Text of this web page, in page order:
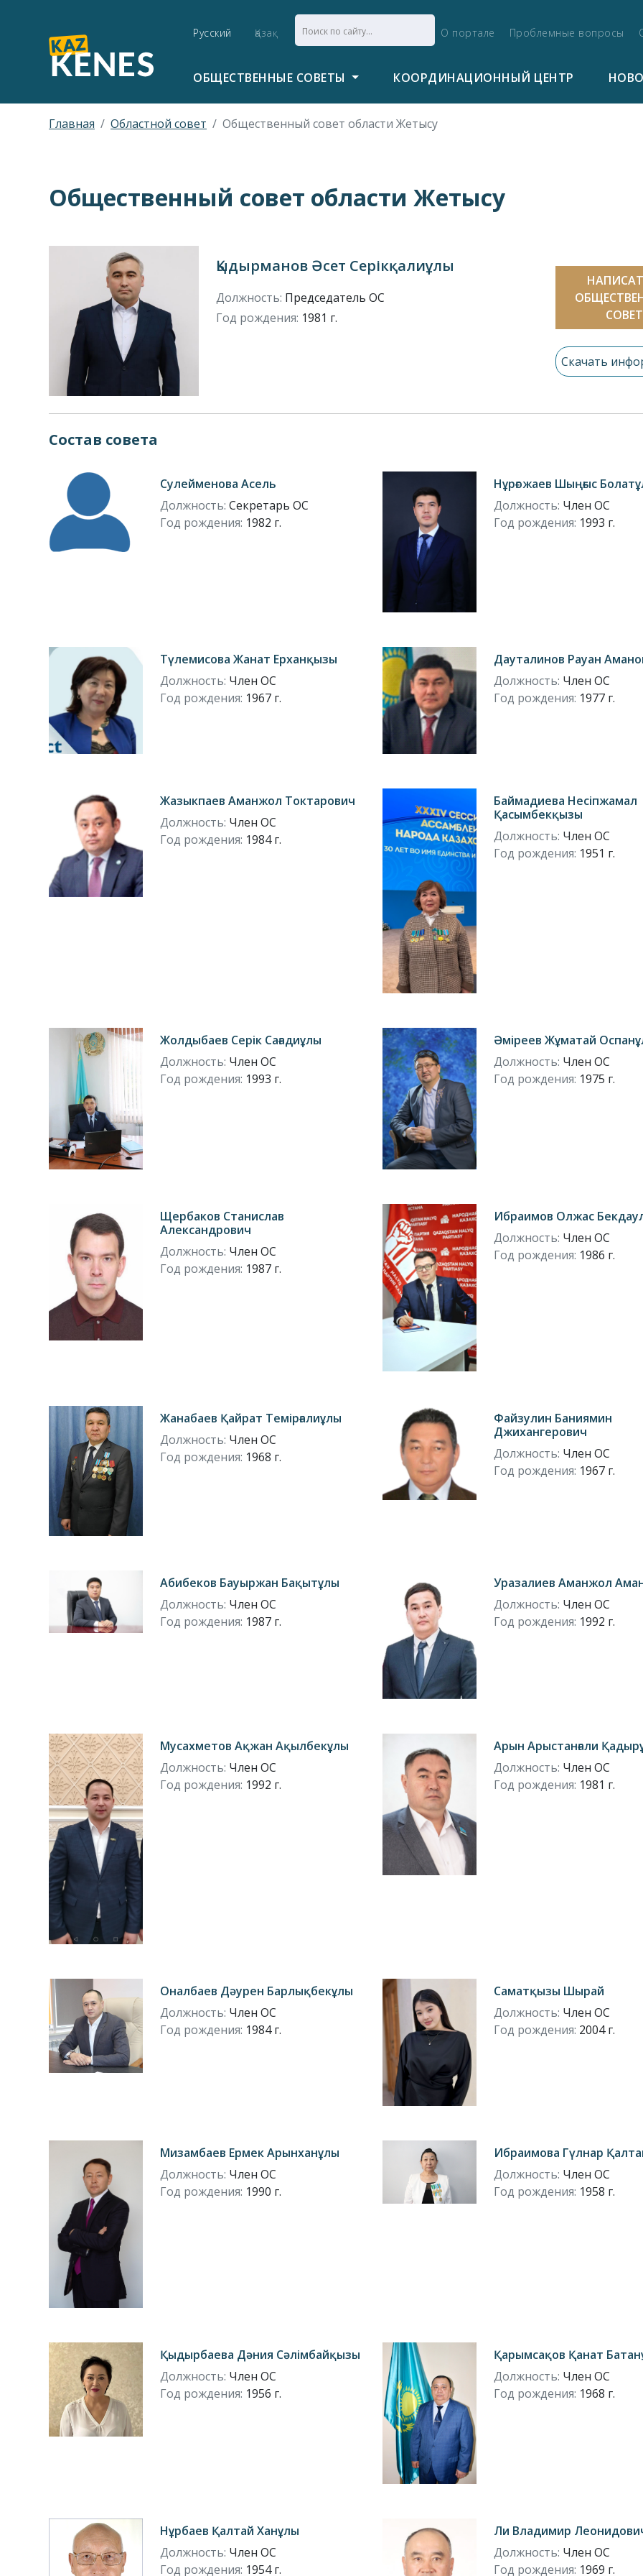
Русский Қазақ О портале Проблемные вопросы
ОБЩЕСТВЕННЫЕ СОВЕТЫ КООРДИНАЦИОННЫЙ ЦЕНТР
Главная Областной совет Общественный совет области Жетысу
Общественный совет области Жетысу
Қыдырманов Әсет Серікқалиұлы
Должность: Председатель ОС
Год рождения: 1981 г.
СОВЕТ
Скачать
Состав совета
Сулейменова Асель
Должность: Секретарь ОС
Год рождения: 1982 г.
Нұрғожаев Шыңғыс
Должность: Член ОС
Год рождения: 1993 г.
Түлемисова Жанат Ерханқызы
Должность: Член ОС
Год рождения: 1967 г.
Дауталинов Рауан
Должность: Член ОС
Год рождения: 1977 г.
Жазыкпаев Аманжол Токтарович
Должность: Член ОС
Год рождения: 1984 г.
Баймадиева Несіпжамал
Қасымбекқызы
Должность: Член ОС
Год рождения: 1951 г.
Жолдыбаев Серік Сағадиұлы
Должность: Член ОС
Год рождения: 1993 г.
Әміреев Жұматай
Должность: Член ОС
Год рождения: 1975 г.
Щербаков Станислав
Александрович
Должность: Член ОС
Год рождения: 1987 г.
Ибраимов Олжас
Должность: Член ОС
Год рождения: 1986 г.
Жанабаев Қайрат Темірғалиұлы
Должность: Член ОС
Год рождения: 1968 г.
Файзулин Баниямин
Джихангерович
Должность: Член ОС
Год рождения: 1967 г.
Абибеков Бауыржан Бақытұлы
Должность: Член ОС
Год рождения: 1987 г.
Уразалиев Аманжол
Должность: Член ОС
Год рождения: 1992 г.
Мусахметов Ақжан Ақылбекұлы
Должность: Член ОС
Год рождения: 1992 г.
Арын Арыстанғали
Должность: Член ОС
Год рождения: 1981 г.
Оналбаев Дәурен Барлықбекұлы
Должность: Член ОС
Год рождения: 1984 г.
Саматқызы Шырай
Должность: Член ОС
Год рождения: 2004 г.
Мизамбаев Ермек Арынханұлы
Должность: Член ОС
Год рождения: 1990 г.
Ибраимова Гүлнар
Должность: Член ОС
Год рождения: 1958 г.
Қыдырбаева Дәния Сәлімбайқызы
Должность: Член ОС
Год рождения: 1956 г.
Қарымсақов Қанат
Должность: Член ОС
Год рождения: 1968 г.
Нұрбаев Қалтай Ханұлы
Должность: Член ОС
Год рождения: 1954 г.
Ли Владимир
Должность: Член ОС
Год рождения: 1969 г.